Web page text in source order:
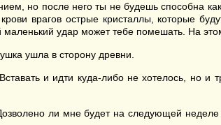
но после него ты не будешь способна
врагов острые кристаллы, которые
удар может тебе помешать. На
ушла в сторону древни.
и идти куда-либо не хотелось, но и
ли мне будет на следующей